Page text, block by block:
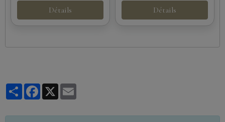
Détails
Détails
PartagerFacebook
X